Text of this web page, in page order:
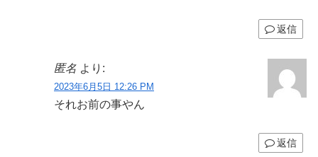
返信
匿名 より:
2023年6月5日 12:26 PM
それお前の事やん
返信